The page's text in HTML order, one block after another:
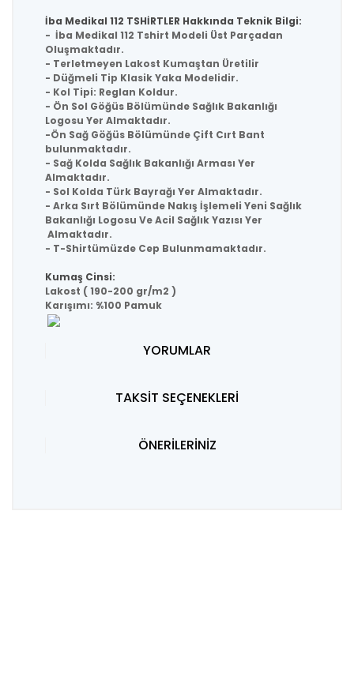
İba Medikal 112 TSHİRTLER Hakkında Teknik Bilgi:
- İba Medikal 112 Tshirt Modeli Üst Parçadan
Oluşmaktadır.
- Terletmeyen Lakost Kumaştan Üretilir
- Düğmeli Tip Klasik Yaka Modelidir.
- Kol Tipi: Reglan Koldur.
- Ön Sol Göğüs Bölümünde Sağlık Bakanlığı
Logosu Yer Almaktadır.
-Ön Sağ Göğüs Bölümünde Çift Cırt Bant
bulunmaktadır.
- Sağ Kolda Sağlık Bakanlığı Arması Yer
Almaktadır.
- Sol Kolda Türk Bayrağı Yer Almaktadır.
- Arka Sırt Bölümünde Nakış İşlemeli Yeni Sağlık
Bakanlığı Logosu Ve Acil Sağlık Yazısı Yer
Almaktadır.
- T-Shirtümüzde Cep Bulunmamaktadır.
Kumaş Cinsi:
Lakost ( 190-200 gr/m2 )
Karışımı: %100 Pamuk
YORUMLAR
TAKSİT SEÇENEKLERİ
ÖNERİLERİNİZ